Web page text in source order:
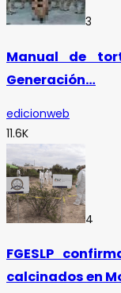
3
Manual de
Generación…
edicionweb
11.6K
4
FGESLP
calcinados en